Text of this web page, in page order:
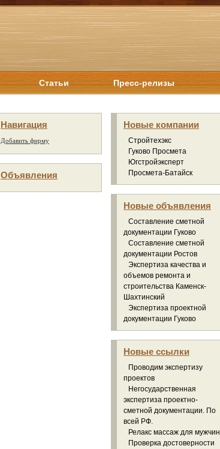
Статьи Пресс-релизы
Навигация
Добавить фирму
Объявления
Новые компании
Стройтехэкс
Гуково Просмета
Югстройэксперт
Просмета-Батайск
Новые объявления
Составление сметной
документации Гуково
Составление сметной
документации Ростов
Экспертиза качества и
объемов ремонта и
строительства Каменск-
Шахтинский
Экспертиза проектной
документации Гуково
Новые ссылки
Проводим экспертизу
проектов
Негосударственная
экспертиза проектно-
сметной документации. По
всей РФ.
Релакс массаж для мужчин
Проверка достоверности